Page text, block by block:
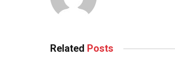
Related Posts